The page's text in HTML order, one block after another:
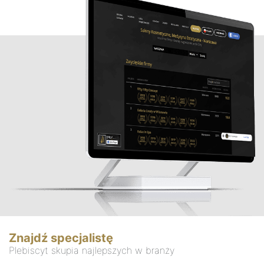
Znajdź specjalistę
Plebiscyt skupia najlepszych w branży